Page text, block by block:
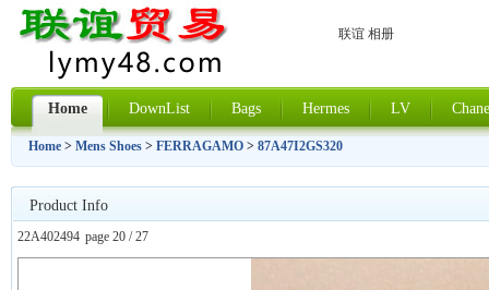
联谊 相册
Home DownList Bags Hermes LV
Home > Mens Shoes > FERRAGAMO > 87A47I2GS320
Product Info
22A402494 page 20 / 27